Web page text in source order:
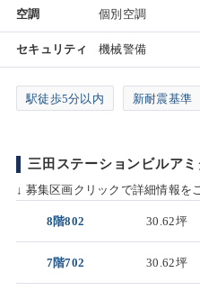
空調 個別空調
セキュリティ 機械警備
駅徒歩5分以内 新耐震基準
三田ステーションビルア
↓ 募集区画クリックで詳細情報を
8階802 30.62坪
7階702 30.62坪